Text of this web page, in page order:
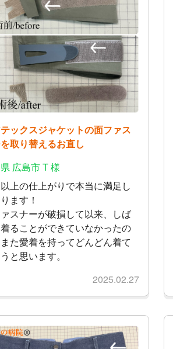
ックスジャケットの面ファス
取り替えるお直し
広島市 T 様
上の仕上がりで本当に満足し
ます！
スナーが破損して以来、しば
ることができていなかったの
た愛着を持ってどんどん着て
と思います。
2025.02.27